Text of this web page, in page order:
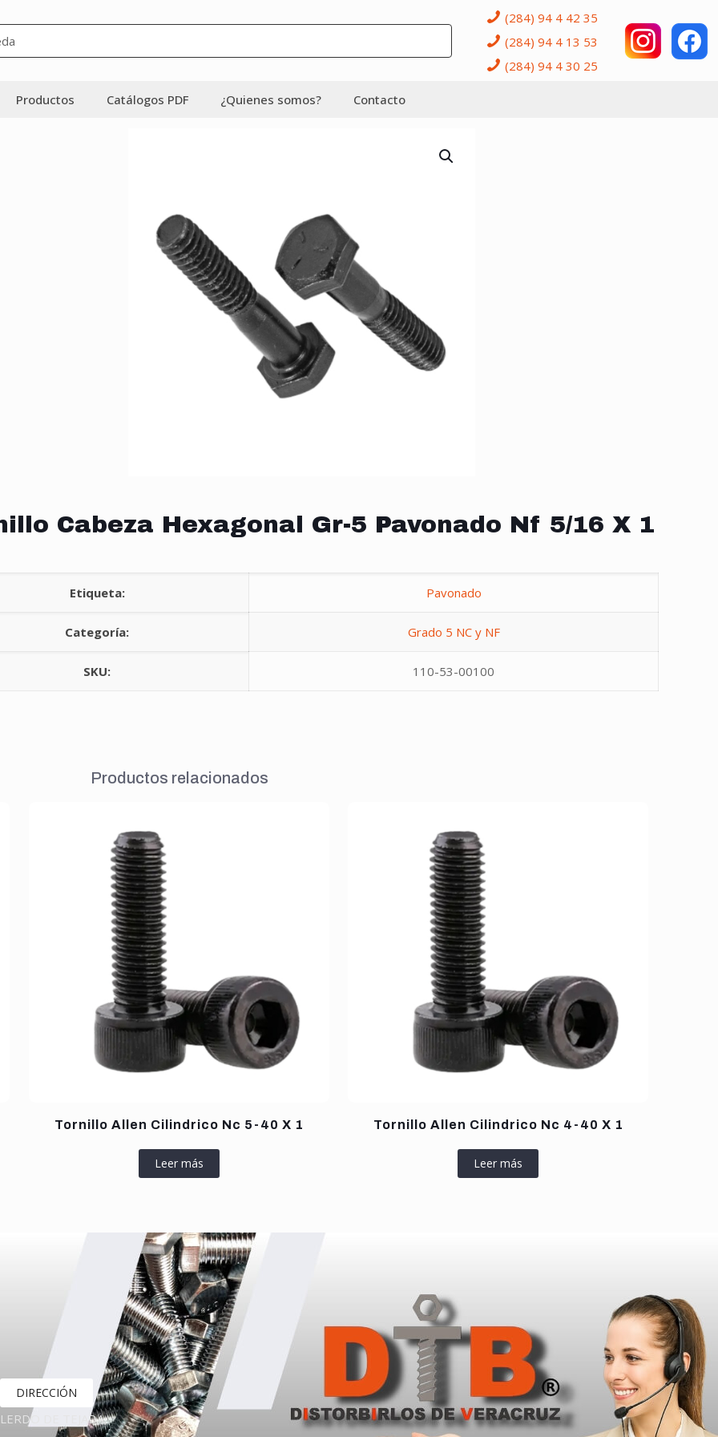
(284) 94 4 42 35
(284) 94 4 13 53
(284) 94 4 30 25
Productos Catálogos PDF ¿Quienes somos? Contacto
Cabeza Hexagonal Gr-5 Pavonado Nf 5/16 X 1
Etiqueta: Pavonado
Categoría: Grado 5 NC y NF
SKU: 110-53-00100
Productos relacionados
Tornillo Allen Cilindrico Nc 5-40 X 1
Leer más
Tornillo Allen Cilindrico Nc 4-40 X 1
Leer más
DIRECCIÓN
LERDO DE TEJADA,